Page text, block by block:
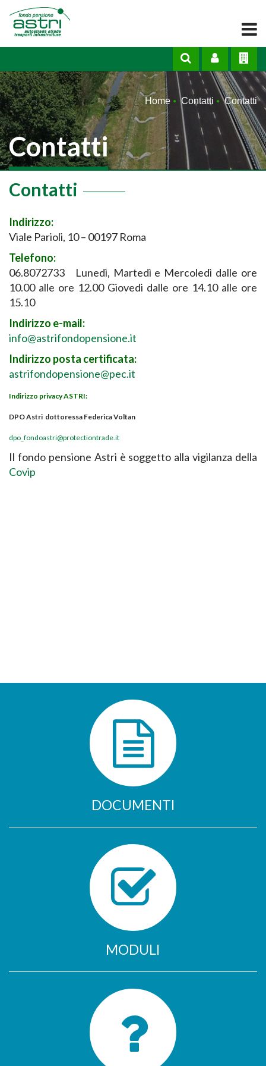
Cerca nel sito
Area
Home Contatti Contatti
Contatti
Contatti
Indirizzo:
Viale Parioli, 10 – 00197 Roma
Telefono:
06.8072733 Lunedì, Martedì e Mercoledì dalle ore
10.00 alle ore 12.00 Giovedi dalle ore 14.10 alle ore
15.10
Indirizzo e-mail:
info@astrifondopensione.it
Indirizzo posta certificata:
astrifondopensione@pec.it
Indirizzo privacy ASTRI:
DPO Astri dottoressa Federica Voltan
dpo_fondoastri@protectiontrade.it
Il fondo pensione Astri è soggetto alla vigilanza della
Covip
DOCUMENTI
MODULI